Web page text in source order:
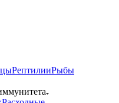
РептилииРыбы